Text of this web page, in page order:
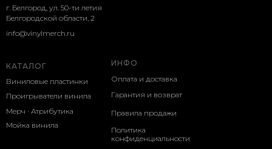
г. Белгород, ул. 50-ти летия
Белгородской области, 2
КАТАЛОГ
Виниловые пластинки
ИНФО
Оплата и доставка
Проигрыватели винила
Мерч · Атрибутика
Мойка винила
Гарантия и возврат
Политика
конфиденциальности
Правила продажи
info@vinylmerch.ru